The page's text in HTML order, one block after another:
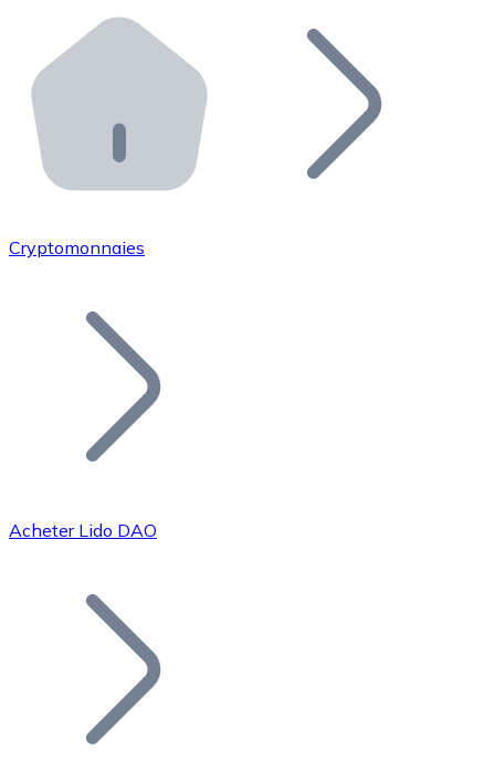
Distributeurs automatiques Bitnovo
Intégrez un ATM Bitnovo dans votre entreprise et
API Bitnovo
Intégrez notre API dans votre écosystème.
Rejoignez notre réseau de distributeurs et
Ajoutez le token de votre projet à notre service
Bitcoin
Cryptomonnaies
Acheter Lido DAO